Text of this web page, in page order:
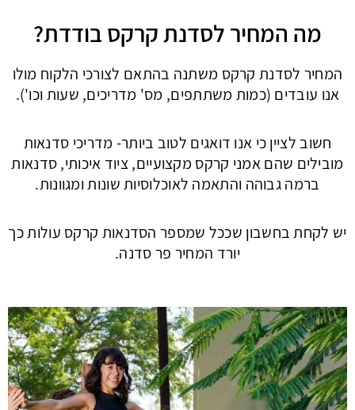
מה המחיר לסדנת קרקס בודדת?
המחיר לסדנת קרקס משתנה בהתאם לצורכי הלקוח מולו
אנו עובדים (כמות משתתפים, מס' מדריכים, שעות וכו').
חשוב לציין כי אנו דואגים לטוב ביותר- מדריכי סדנאות
מובילים שהם אמני קרקס מקצועיים, ציוד איכותי, סדנאות
ברמה גבוהה והתאמה לאוכלוסיות שונות ומגוונות.
יש לקחת בחשבון שככל שמספר הסדנאות קרקס עולות כך
יורד המחיר פר סדנה.